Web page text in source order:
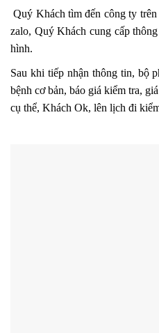
Quý Khách tìm đến công ty
zalo, Quý Khách cung cấp
hình.
Sau khi tiếp nhận thông tin, bộ
bệnh cơ bản, báo giá kiểm tra,
cụ thể, Khách Ok, lên lịch đi